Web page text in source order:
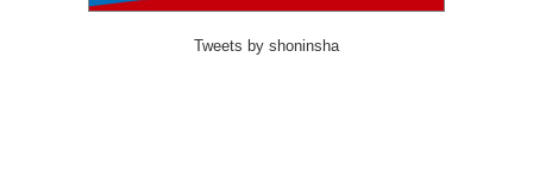
Tweets by shoninsha